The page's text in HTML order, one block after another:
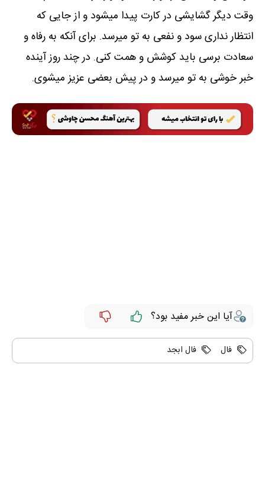
وقت دیگر گشایشی در کارت پیدا میشود و از جایی که
انتظار نداری سود و نفعی به تو میرسد. برای آنکه به رفاه و
سعادت برسی باید کوشش و همت کنی. در چند روز آینده
خبر خوشی به تو میرسد و در پیش بعضی عزیز میشوی.
آیا این خبر مفید بود؟
فال فال ابجد